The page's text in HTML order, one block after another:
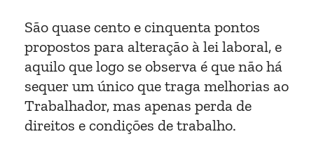
São quase cento e cinquenta pontos
propostos para alteração à lei laboral, e
aquilo que logo se observa é que não há
sequer um único que traga melhorias ao
Trabalhador, mas apenas perda de
direitos e condições de trabalho.